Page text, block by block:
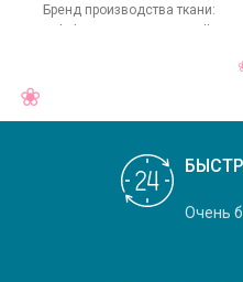
Бренд производства ткани:
Daylight, коллекция Carmello,
Очень